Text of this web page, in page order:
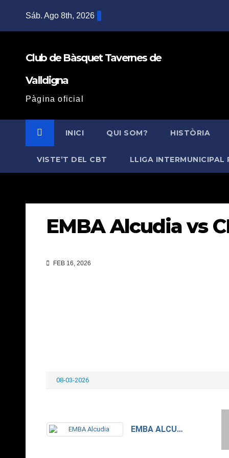
Sáb. Ago 8th, 2026
Club de Bàsquet Tavernes de
Valldigna
Pàgina oficial
INICI QUI SOM? HISTÒRIA
VISTE’T DEL CBT LLIGA INTERMUNICIPAL
EMBA Alcudia vs
FEB 16, 2026
08-03-2026
EMBA ALCUDIA